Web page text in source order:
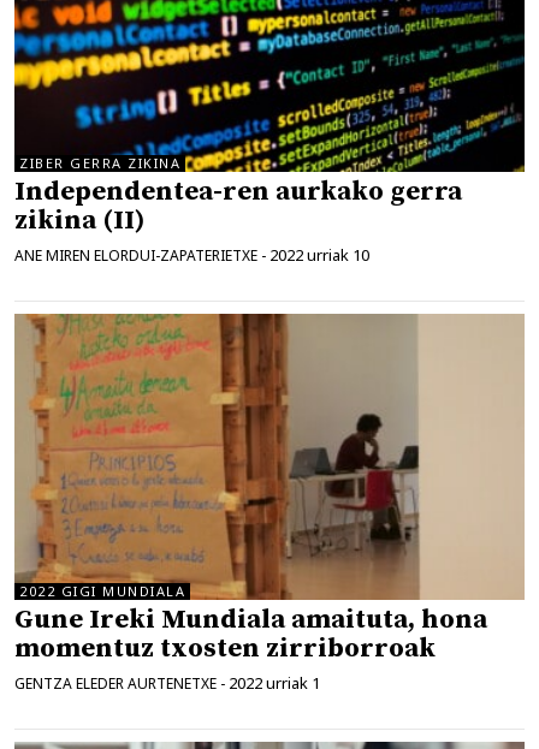
ZIBER GERRA ZIKINA
Independentea-ren aurkako gerra
zikina (II)
ANE MIREN ELORDUI-ZAPATERIETXE - 2022 urriak 10
2022 GIGI MUNDIALA
Gune Ireki Mundiala amaituta, hona
momentuz txosten zirriborroak
GENTZA ELEDER AURTENETXE - 2022 urriak 1